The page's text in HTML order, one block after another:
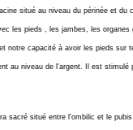
situé au niveau du périnée et du
les pieds , les jambes, les organes
notre capacité à avoir les pieds sur
au niveau de l'argent. Il est stimulé
sacré situé entre l'ombilic et le